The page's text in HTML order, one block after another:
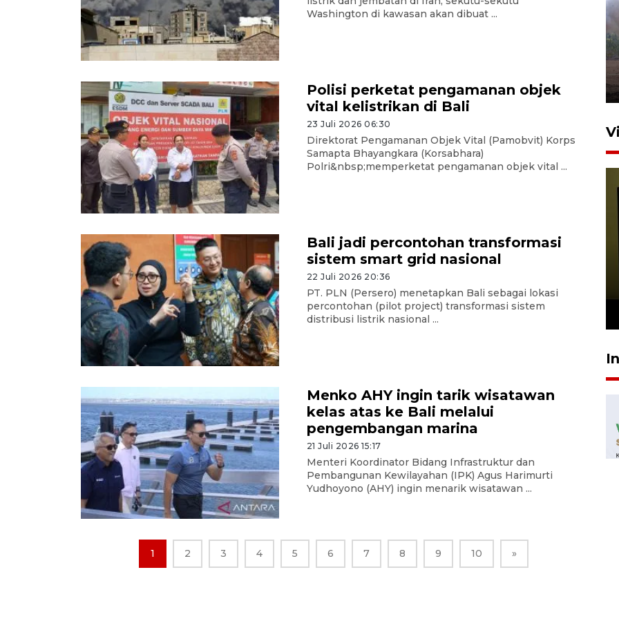
Washington di kawasan akan dibuat ...
Polisi perketat pengamanan objek
vital kelistrikan di Bali
23 Juli 2026 06:30
Direktorat Pengamanan Objek Vital (Pamobvit) Korps
Samapta Bhayangkara (Korsabhara)
Polri&nbsp;memperketat pengamanan objek vital ...
Bali jadi percontohan transformasi
sistem smart grid nasional
22 Juli 2026 20:36
PT. PLN (Persero) menetapkan Bali sebagai lokasi
percontohan (pilot project) transformasi sistem
distribusi listrik nasional ...
Menko AHY ingin tarik wisatawan
kelas atas ke Bali melalui
pengembangan marina
21 Juli 2026 15:17
Menteri Koordinator Bidang Infrastruktur dan
Pembangunan Kewilayahan (IPK) Agus Harimurti
Yudhoyono (AHY) ingin menarik wisatawan ...
1 2 3 4 5 6 7 8 9 10 »
Sebanyak 62 penumpang
4 Agustus 2026 19:23
Persiapan Skuad Garuda
jelang laga lawan Kamboja
pada Piala AFF
23 Juli 2026 19:12